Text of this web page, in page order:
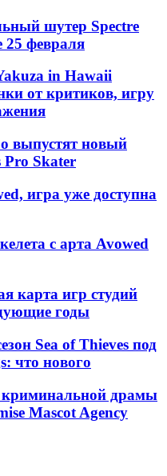
шутер Spectre
25 февраля
in Hawaii
от критиков, игру
выпустят новый
Pro Skater
игра уже доступна
с арта Avowed
карта игр студий
годы
Sea of Thieves под
что нового
драмы
Mascot Agency